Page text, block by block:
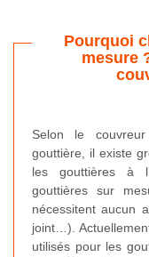
Pourquoi
mesure
Selon le
gouttière, il existe
les gouttières à
gouttières sur
nécessitent aucun
joint…).
utilisés pour les